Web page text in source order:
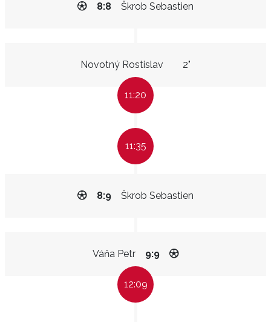
Škrob Sebastien
8:8
Novotný Rostislav 2"
11:20
11:35
Škrob Sebastien
8:9
Váňa Petr 9:9
12:09